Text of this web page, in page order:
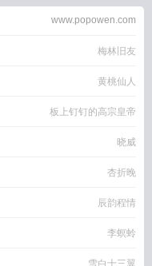
www.popowen.com
梅林旧友
黄桃仙人
板上钉钉的高宗皇帝
晓威
杏折晚
辰韵程情
李螟蛉
雪白十三翼